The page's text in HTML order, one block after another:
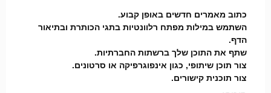
כתוב מאמרים חדשים באופן קבוע.
השתמש במילות מפתח רלוונטיות בתגי הכותרת ובתיאור
הדף.
שתף את התוכן שלך ברשתות החברתיות.
צור תוכן שיתופי, כגון אינפוגרפיקה או סרטונים.
צור תוכנית קישורים.